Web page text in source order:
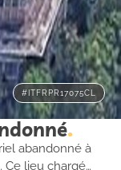
#ITFRPR17075CL
abandonné à
Ce lieu chargé